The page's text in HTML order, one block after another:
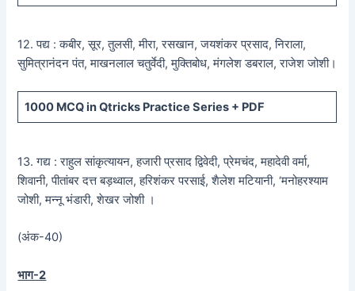
12. पद्य : कबीर, सूर, तुलसी, मीरा, रसखान, जयशंकर प्रसाद, निराला,
सुमित्रानंदन पंत, माखनलाल चतुर्वेदी, मुक्तिबोध, मंगलेश डबराल, राजेश जोशी।
1000 MCQin Qtricks Practice Series + PDF
13. गद्य : राहुल सांकृत्यायन, हजारी प्रसाद द्विवेदी, प्रेमचंद, महादेवी वर्मा,
शिवानी, पीतांबर दत्त बड़थ्वाल, हरिशंकर परसाई, शैलेश मटियानी, ‘मनोहरश्याम
जोशी, मन्नू भंडारी, शेखर जोशी ।
(अंक-40)
भाग-2